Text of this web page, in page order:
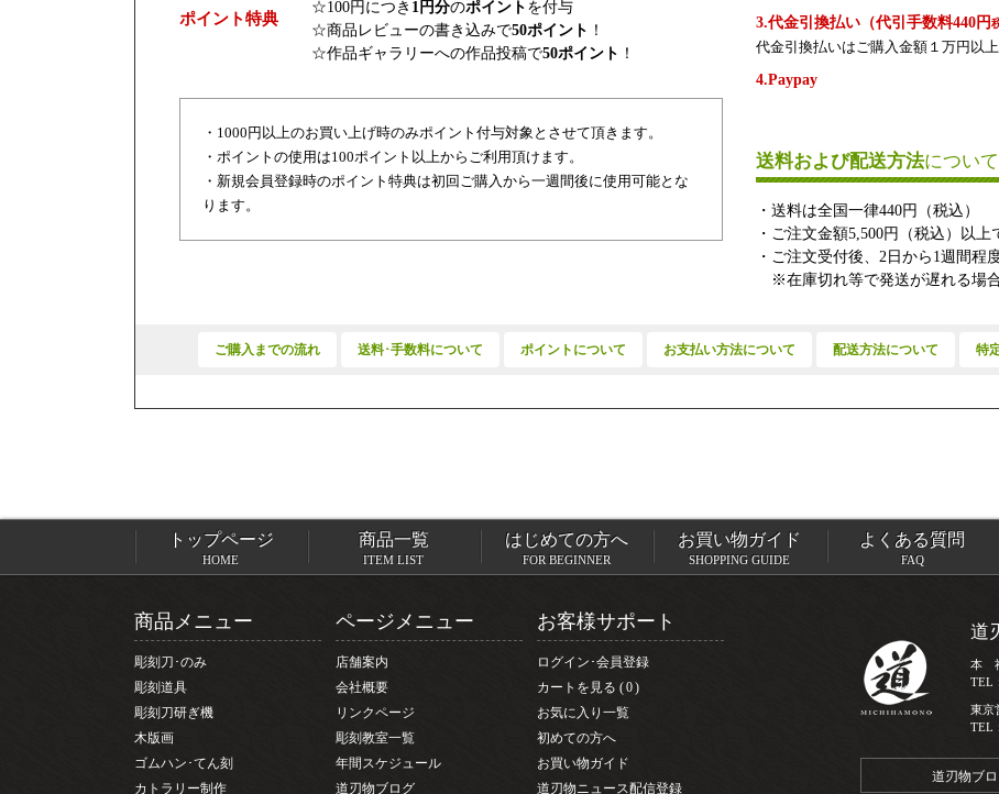
ポイント特典
☆100円につき 1円分のポイント を付与
☆商品レビューの書き込みで50ポイント ！
☆作品ギャラリーへの作品投稿で50ポイント ！
・1000円以上のお買い上げ時のみポイント付与対象とさせて頂きます。
・ポイントの使用は100ポイント以上からご利用頂けます。
・新規会員登録時のポイント特典は初回ご購入から一週間後に使用可能とな
ります。
3.代金引換払い（代引手数料440円
代金引換払いはご購入金額１万円以
4.Paypay
送料および配送方法について
・送料は全国一律440円（税込）
・ご注文金額5,500円（税込）以上
・ご注文受付後、2日から1週間程
※在庫切れ等で発送が遅れる場合
ご購入までの流れ 送料･手数料について ポイントについて お支払い方法について 配送方法について 特
トップページ
HOME
商品一覧
ITEM LIST
はじめての方へ
FOR BEGINNER
お買い物ガイド
SHOPPING GUIDE
よくある質問
FAQ
商品メニュー
彫刻刀･のみ
彫刻道具
彫刻刀研ぎ機
木版画
ゴムハン･てん刻
カトラリー制作
ページメニュー
店舗案内
会社概要
リンクページ
彫刻教室一覧
年間スケジュール
道刃物ブログ
お客様サポート
ログイン･会員登録
カートを見る
0
お気に入り一覧
初めての方へ
お買い物ガイド
道刃物ニュース配信登録
道
本
TEL
東京
TEL
道刃物ブ